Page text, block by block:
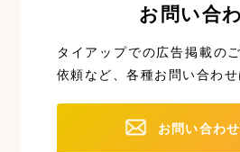
お問い合
タイアップでの広告掲載の
依頼など、各種お問い合わせ
お問い合わ